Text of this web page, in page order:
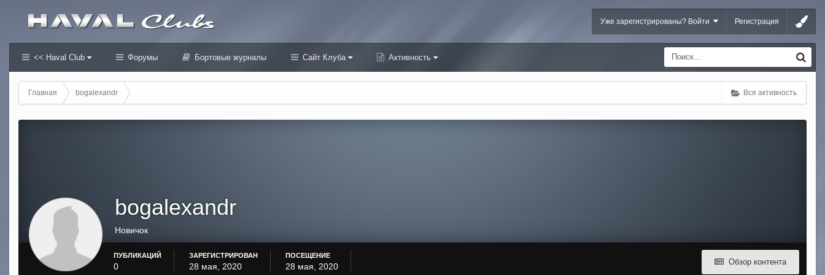
Уже зарегистрированы? Войти Регистрация
<< Haval Club Форумы Бортовые журналы Сайт Клуба Активность
Вся активность
Главная bogalexandr
bogalexandr
Новичок
Обзор контента
ПУБЛИКАЦИЙ
0
ЗАРЕГИСТРИРОВАН
28 мая, 2020
ПОСЕЩЕНИЕ
28 мая, 2020